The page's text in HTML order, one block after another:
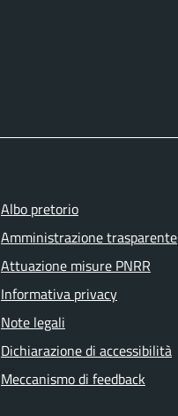
Albo pretorio
Amministrazione trasparente
Attuazione misure PNRR
Informativa privacy
Note legali
Dichiarazione di accessibilità
Meccanismo di feedback